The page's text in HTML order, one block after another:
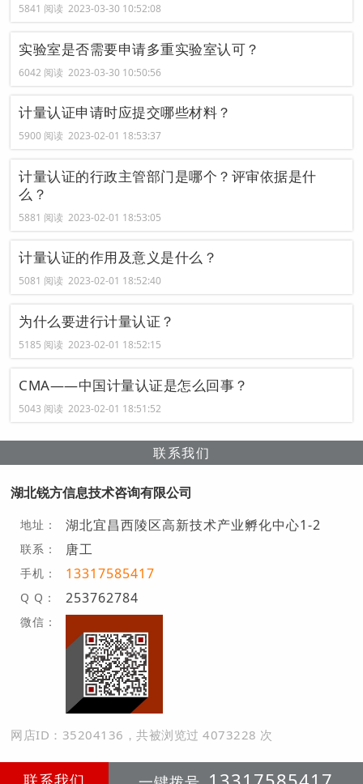
5841 阅读 2023-03-30 10:52:08
实验室是否需要申请多重实验室认可？
6042 阅读 2023-03-30 10:50:56
计量认证申请时应提交哪些材料？
5900 阅读 2023-02-01 18:53:37
计量认证的行政主管部门是哪个？评审依据是什
么？
5881 阅读 2023-02-01 18:53:05
计量认证的作用及意义是什么？
5081 阅读 2023-02-01 18:52:40
为什么要进行计量认证？
5185 阅读 2023-02-01 18:52:15
CMA——中国计量认证是怎么回事？
5043 阅读 2023-02-01 18:51:52
联系我们
湖北锐方信息技术咨询有限公司
地址： 湖北宜昌西陵区高新技术产业孵化中心1-2
联系： 唐工
手机： 13317585417
Q Q： 253762784
微信：
网店ID：35204136，共被浏览过 4073228 次
联系我们